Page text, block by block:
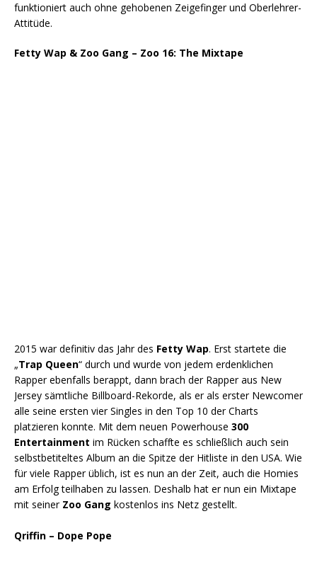
funktioniert auch ohne gehobenen Zeigefinger und Oberlehrer-
Attitüde.
Fetty Wap & Zoo Gang – Zoo 16: The Mixtape
2015 war definitiv das Jahr des Fetty Wap. Erst startete die
„Trap Queen“ durch und wurde von jedem erdenklichen
Rapper ebenfalls berappt, dann brach der Rapper aus New
Jersey sämtliche Billboard-Rekorde, als er als erster Newcomer
alle seine ersten vier Singles in den Top 10 der Charts
platzieren konnte. Mit dem neuen Powerhouse 300
Entertainment im Rücken schaffte es schließlich auch sein
selbstbetiteltes Album an die Spitze der Hitliste in den USA. Wie
für viele Rapper üblich, ist es nun an der Zeit, auch die Homies
am Erfolg teilhaben zu lassen. Deshalb hat er nun ein Mixtape
mit seiner Zoo Gang kostenlos ins Netz gestellt.
Qriffin – Dope Pope